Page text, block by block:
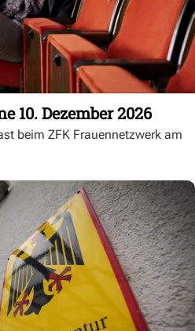
10. Dezember 2026
beim ZFK Frauennetzwerk am